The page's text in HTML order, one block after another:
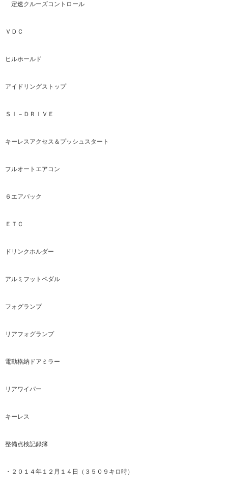
定速クルーズコントロール
ＶＤＣ
ヒルホールド
アイドリングストップ
ＳＩ－ＤＲＩＶＥ
キーレスアクセス＆プッシュスタート
フルオートエアコン
６エアバック
ＥＴＣ
ドリンクホルダー
アルミフットペダル
フォグランプ
リアフォグランプ
電動格納ドアミラー
リアワイパー
キーレス
整備点検記録簿
・２０１４年１２月１４日（３５０９キロ時）